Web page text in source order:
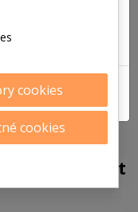
von Waren
geschickt
cookies
cookies